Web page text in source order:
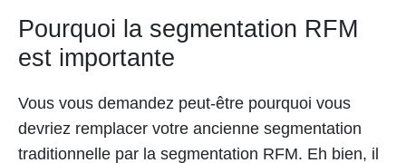
Pourquoi la segmentation RFM
est importante
Vous vous demandez peut-être pourquoi vous
devriez remplacer votre ancienne segmentation
traditionnelle par la segmentation RFM. Eh bien, il